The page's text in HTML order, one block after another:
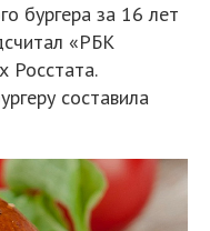
бургера за 16 лет
«РБК
Росстата.
составила